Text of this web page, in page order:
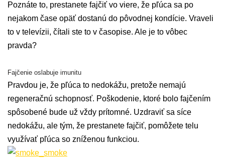
Poznáte to, prestanete fajčiť vo viere, že pľúca sa po
nejakom čase opäť dostanú do pôvodnej kondície. Vraveli
to v televízii, čítali ste to v časopise. Ale je to vôbec
pravda?
Fajčenie oslabuje imunitu
Pravdou je, že pľúca to nedokážu, pretože nemajú
regeneračnú schopnosť. Poškodenie, ktoré bolo fajčením
spôsobené bude už vždy prítomné. Uzdraviť sa síce
nedokážu, ale tým, že prestanete fajčiť, pomôžete telu
využívať pľúca so zníženou funkciou.